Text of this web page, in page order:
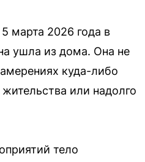
марта 2026 года в
ушла из дома. Она не
куда-либо
или надолго
тело